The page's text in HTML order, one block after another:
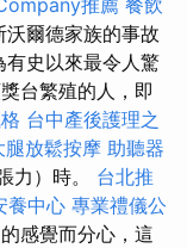
爾德家族的事故
有史以來最令人驚
台繁殖的人，即
台中產後護理之
腿放鬆按摩 助聽器
力）時。 台北推
養中心 專業禮儀公
感覺而分心，這